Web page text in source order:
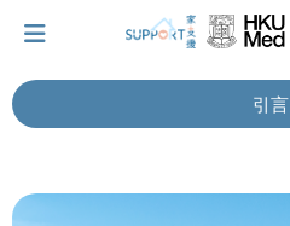
引言